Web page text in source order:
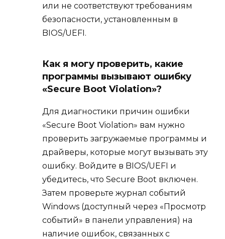
или не соответствуют требованиям
безопасности, установленным в
BIOS/UEFI.
Как я могу проверить, какие
программы вызывают ошибку
«Secure Boot Violation»?
Для диагностики причин ошибки
«Secure Boot Violation» вам нужно
проверить загружаемые программы и
драйверы, которые могут вызывать эту
ошибку. Войдите в BIOS/UEFI и
убедитесь, что Secure Boot включен.
Затем проверьте журнал событий
Windows (доступный через «Просмотр
событий» в панели управления) на
наличие ошибок, связанных с